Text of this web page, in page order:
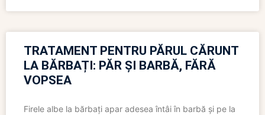
TRATAMENT PENTRU PĂRUL CĂRUNT
LA BĂRBAȚI: PĂR ȘI BARBĂ, FĂRĂ
VOPSEA
Firele albe la bărbați apar adesea întâi în barbă și pe la